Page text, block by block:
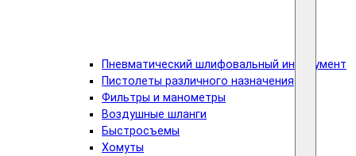
Пневматический шлифовальный инструмент
Пистолеты различного назначения
Фильтры и манометры
Воздушные шланги
Быстросъемы
Хомуты